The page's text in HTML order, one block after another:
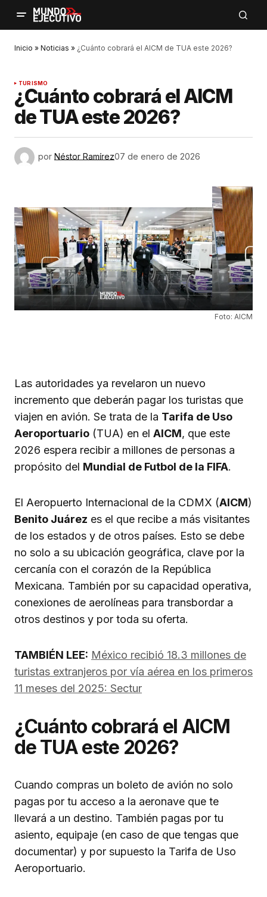
Inicio » Noticias » ¿Cuánto cobrará el AICM de TUA este 2026?
TURISMO
¿Cuánto cobrará el AICM
de TUA este 2026?
por Néstor Ramírez07 de enero de 2026
Foto: AICM
Las autoridades ya revelaron un nuevo
incremento que deberán pagar los turistas que
viajen en avión. Se trata de la Tarifa de Uso
Aeroportuario (TUA) en el AICM, que este
2026 espera recibir a millones de personas a
propósito del Mundial de Futbol de la FIFA.
El Aeropuerto Internacional de la CDMX (AICM)
Benito Juárez es el que recibe a más visitantes
de los estados y de otros países. Esto se debe
no solo a su ubicación geográfica, clave por la
cercanía con el corazón de la República
Mexicana. También por su capacidad operativa,
conexiones de aerolíneas para transbordar a
otros destinos y por toda su oferta.
TAMBIÉN LEE: México recibió 18.3 millones de
turistas extranjeros por vía aérea en los primeros
11 meses del 2025: Sectur
¿Cuánto cobrará el AICM
de TUA este 2026?
Cuando compras un boleto de avión no solo
pagas por tu acceso a la aeronave que te
llevará a un destino. También pagas por tu
asiento, equipaje (en caso de que tengas que
documentar) y por supuesto la Tarifa de Uso
Aeroportuario.